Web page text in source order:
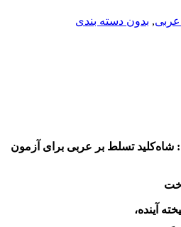
عربی, بدون دسته بندی
شاه‌کلید تسلط بر عربی برای آزمون
آینده،